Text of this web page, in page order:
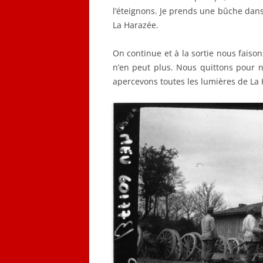
l’éteignons. Je prends une bûche
La Harazée.
On continue et à la sortie nous
n’en peut plus. Nous quittons pour
apercevons toutes les lumières de La